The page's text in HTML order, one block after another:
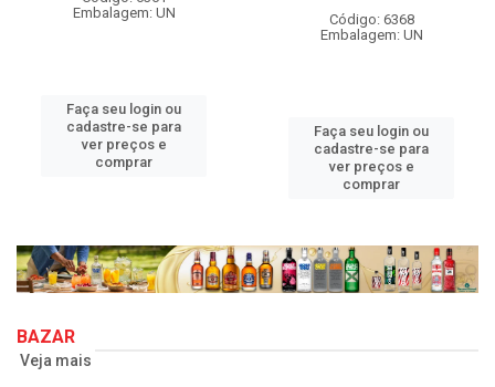
Embalagem: UN
Faça seu login ou
cadastre-se para
ver preços e
comprar
Código: 6368
Embalagem: UN
Faça seu login ou
cadastre-se para
ver preços e
comprar
BAZAR
Veja mais